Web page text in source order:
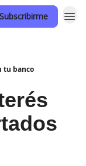
Subscribirme
tu banco